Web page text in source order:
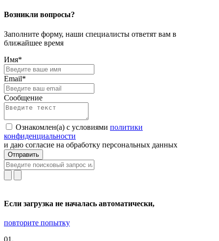
Возникли вопросы?
Заполните форму, наши специалисты ответят вам в
ближайшее время
Имя*
Email*
Сообщение
Ознакомлен(а) с условиями политики
конфиденциальности
и даю согласие на обработку персональных данных
Отправить
Если загрузка не началась автоматически,
повторите попытку
01.